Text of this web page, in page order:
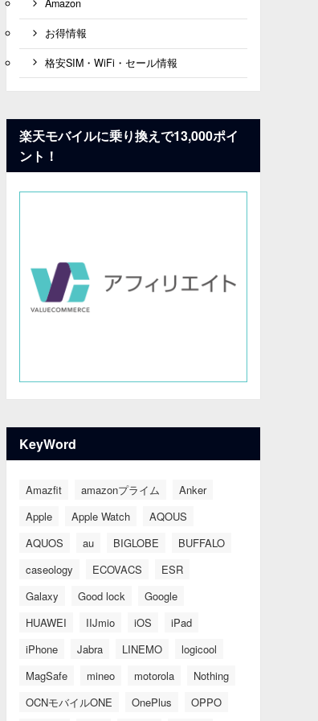
Amazon
お得情報
格安SIM・WiFi・セール情報
楽天モバイルに乗り換えで13,000ポイ
ント！
KeyWord
Amazfit amazonプライム
Anker
Apple
Apple Watch
AQOUS
AQUOS
au BIGLOBE
BUFFALO
caseology
ECOVACS
ESR
Galaxy
Good lock
Google
HUAWEI
IIJmio iOS
iPad
iPhone
Jabra LINEMO
logicool
MagSafe
mineo motorola
Nothing
OCNモバイルONE
OnePlus OPPO